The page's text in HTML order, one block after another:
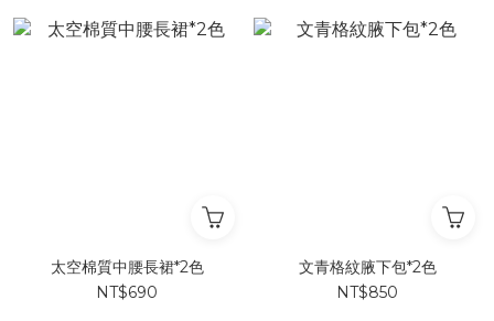
太空棉質中腰長裙*2色
NT$690
文青格紋腋下包*2色
NT$850